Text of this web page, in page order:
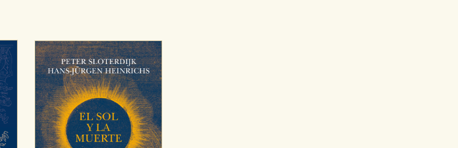
de navegación y optimizar el funcionamiento de nuestro sitio web. Almacenan
cada vez que nos visita. La información es agregada y, por lo
y se utilizan para mostrar publicidad relevante para sus intereses en
sino que se basan en la identificación única de su navegador y